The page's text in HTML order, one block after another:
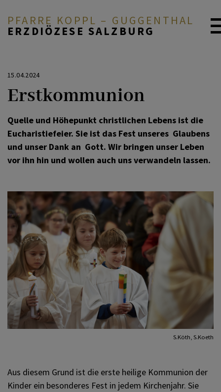
PFARRE KOPPL – GUGGENTHAL
ERZDIÖZESE SALZBURG
GOTTEDIENSTORDNUNG
GLAUBEN & FEIERN
PFARRBRIEF
ZUKUNFT FÜR DEN LIBANON
KIRCHE AM WEG
15.04.2024
Erstkommunion
Quelle und Höhepunkt christlichen Lebens ist die
Eucharistiefeier. Sie ist das Fest unseres Glaubens
und unser Dank an Gott. Wir bringen unser Leben
vor ihn hin und wollen auch uns verwandeln lassen.
S.Köth, S.Koeth
Aus diesem Grund ist die erste heilige Kommunion der
Kinder ein besonderes Fest in jedem Kirchenjahr. Sie